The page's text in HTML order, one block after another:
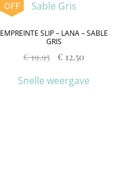
EMPREINTE SLIP – LANA – SABLE
GRIS
OFF
€19.95 € 12.50
Snelle weergave